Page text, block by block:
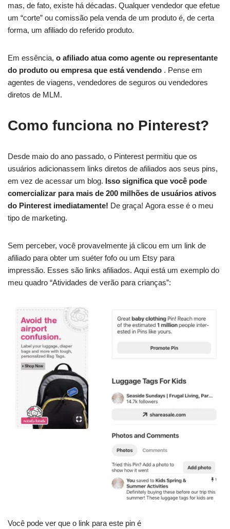
mas, de fato, existe há décadas. Qualquer vendedor que efetue
um “corte” ou comissão pela venda de um produto é, de certa
forma, um afiliado do referido produto.
Em essência, o afiliado atua como agente ou representante
do produto ou empresa que está vendendo . Pense em
agentes de viagens, vendedores de seguros ou vendedores
diretos de MLM.
Como funciona no Pinterest?
Desde maio do ano passado, o Pinterest permitiu que os
usuários adicionassem links diretos de afiliados aos seus pins,
em vez de acessar um blog. Isso significa que você pode
comercializar para mais de 200 milhões de usuários ativos
do Pinterest imediatamente! De graça! Agora esse é o meu
tipo de marketing.
Sem perceber, você provavelmente já clicou em um link de
afiliado para obter um suéter fofo ou um Etsy para
impressão. Esses são links afiliados. Aqui está um exemplo do
meu quadro “Atividades de verão para crianças”:
Você pode ver que o link para este pin é